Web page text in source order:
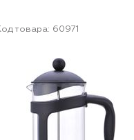
товара: 60971